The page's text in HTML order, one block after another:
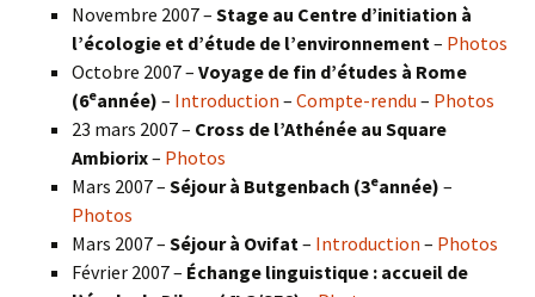
Novembre 2007 – Stage au Centre d’initiation à
l’écologie et d’étude de l’environnement – Photos
Octobre 2007 – Voyage de fin d’études à Rome
(6eannée) – Introduction – Compte-rendu – Photos
23 mars 2007 – Cross de l’Athénée au Square
Ambiorix– Photos
Mars 2007 – Séjour à Butgenbach (3eannée) –
Photos
Mars 2007 – Séjour à Ovifat – Introduction – Photos
Février 2007 – Échange linguistique : accueil de